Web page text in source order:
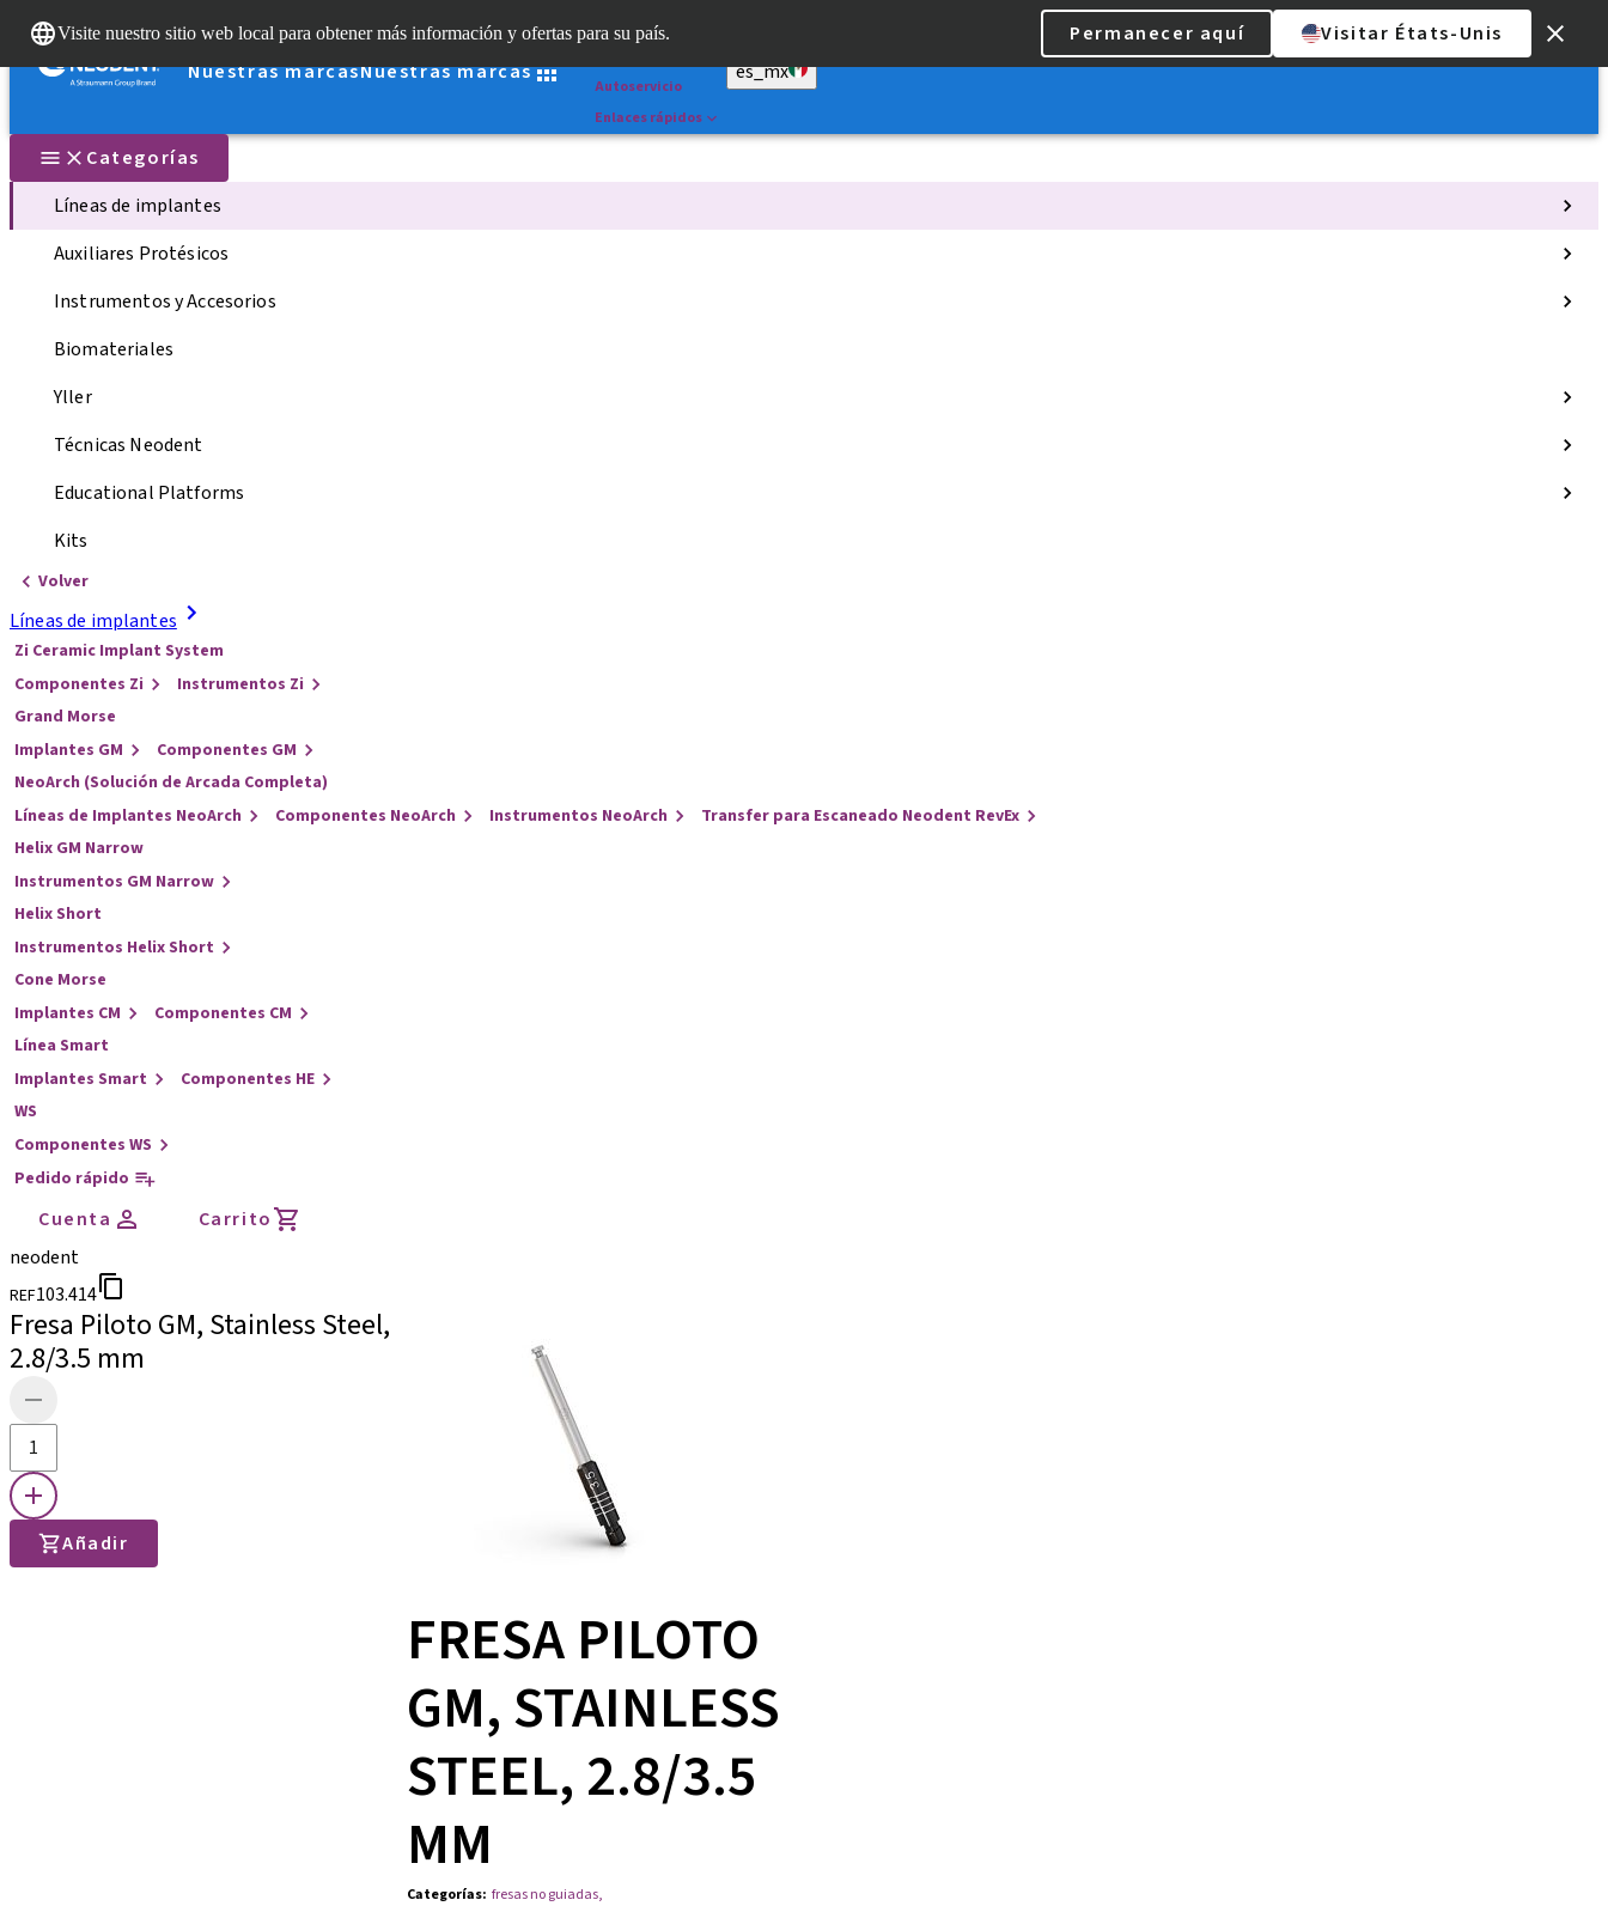
Visite nuestro sitio web local para obtener más información y ofertas para su país. Permanecer aquí
Visitar États-Unis
Nuestras marcasNuestras marcas
Dr. Portal
Autoservicio
Enlaces rápidos
es_mx
Categorías
Líneas de implantes
Auxiliares Protésicos
Instrumentos y Accesorios
Biomateriales
Yller
Técnicas Neodent
Educational Platforms
Kits
Volver
Líneas de implantes
Zi Ceramic Implant System
Componentes Zi
Instrumentos Zi
Grand Morse
Implantes GM
Componentes GM
NeoArch (Solución de Arcada Completa)
Líneas de Implantes NeoArch
Componentes NeoArch Instrumentos NeoArch
Transfer para Escaneado Neodent RevEx
Helix GM Narrow
Instrumentos GM Narrow
Helix Short
Instrumentos Helix Short
Cone Morse
Implantes CM
Componentes CM
Línea Smart
Implantes Smart
Componentes HE
WS
Componentes WS
Pedido rápido
Cuenta
Carrito
neodent
REF103.414
Fresa Piloto GM, Stainless Steel,
2.8/3.5 mm
Añadir
FRESA PILOTO
GM, STAINLESS
STEEL, 2.8/3.5
MM
Categorías: fresas no guiadas,